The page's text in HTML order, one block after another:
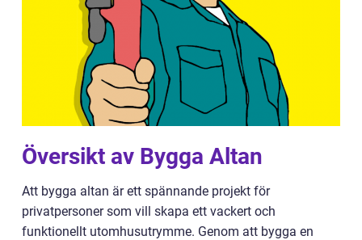
Översikt av Bygga Altan
Att bygga altan är ett spännande projekt för
privatpersoner som vill skapa ett vackert och
funktionellt utomhusutrymme. Genom att bygga en